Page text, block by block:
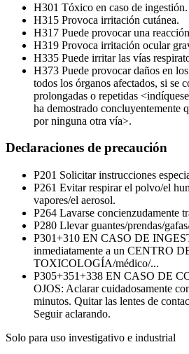
H301 Tóxico en caso de ingestión.
H315 Provoca irritación cutánea.
H317 Puede provocar una
H319 Provoca irritación ocular
H335 Puede irritar las vías
H373 Puede provocar daños en
todos los órganos afectados, si se
prolongadas o repetidas
ha demostrado concluyentemente
por ninguna otra vía>.
Declaraciones de precaución
P201 Solicitar instrucciones
P261 Evitar respirar el polvo/el
vapores/el aerosol.
P264 Lavarse concienzudamente
P280 Llevar guantes/prendas/
P301+310 EN CASO DE
inmediatamente a un CENTRO
TOXICOLOGÍA/médico/...
P305+351+338 EN CASO DE
OJOS: Aclarar cuidadosamente
minutos. Quitar las lentes de
Seguir aclarando.
Solo para uso investigativo e industrial